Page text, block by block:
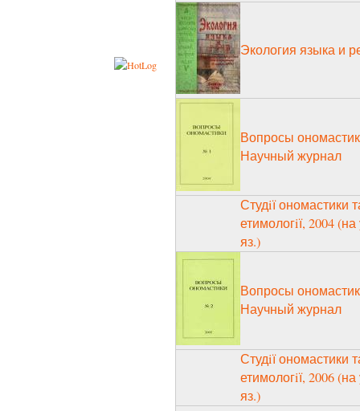
Экология языка и
Вопросы
Научный журнал
Студiї ономастики
етимологiї, 2004 (на
яз.)
Вопросы
Научный журнал
Студiї ономастики
етимологiї, 2006 (на
яз.)